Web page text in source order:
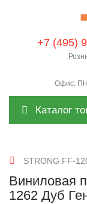
+7 (495)
Офис:
Каталог
STRONG FF-
Виниловая
1262 Дуб